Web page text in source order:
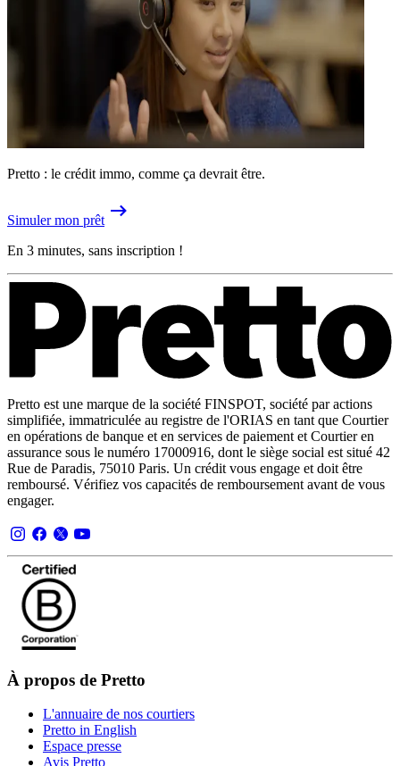
Pretto : le crédit immo, comme ça devrait être.
Simuler mon prêt
En 3 minutes, sans inscription !
Pretto est une marque de la société FINSPOT, société par actions
simplifiée, immatriculée au registre de l'ORIAS en tant que Courtier
en opérations de banque et en services de paiement et Courtier en
assurance sous le numéro 17000916, dont le siège social est situé 42
Rue de Paradis, 75010 Paris. Un crédit vous engage et doit être
remboursé. Vérifiez vos capacités de remboursement avant de vous
engager.
À propos de Pretto
L'annuaire de nos courtiers
Pretto in English
Espace presse
Avis Pretto